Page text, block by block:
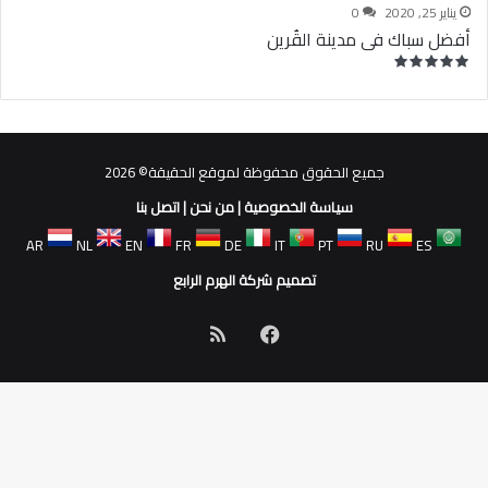
يناير 25, 2020 0
أفضل سباك فى مدينة القُرين
جميع الحقوق محفوظة لموقع الحقيقة© 2026
سياسة الخصوصية|من نحن|اتصل بنا
AR
NL EN FR DE IT PT RU
ES
تصميم شركة الهرم الرابع
فيسبوك
الموقع